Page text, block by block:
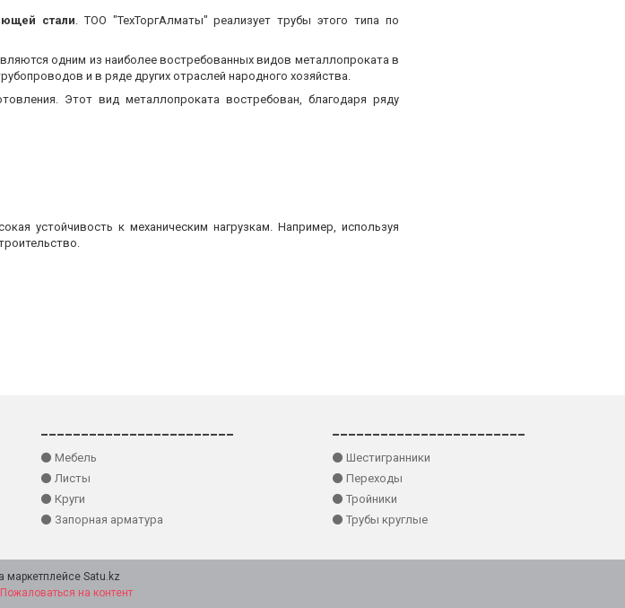
стали. ТОО "ТехТоргАлматы" реализует трубы этого типа по
одним из наиболее востребованных видов металлопроката в
и в ряде других отраслей народного хозяйства.
Этот вид металлопроката востребован, благодаря ряду
устойчивость к механическим нагрузкам. Например, используя
⚫ Мебель
⚫ Листы
⚫ Круги
⚫ Запорная арматура
⚫ Шестигранники
⚫ Переходы
⚫ Тройники
⚫ Трубы круглые
маркетплейсе Satu.kz
Пожаловаться на контент